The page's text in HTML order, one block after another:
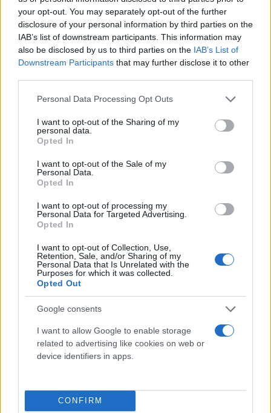
your opt-out. You may separately opt-out of the further
disclosure of your personal information by third parties on the
IAB’s list of downstream participants. This information may
also be disclosed by us to third parties on the IAB’s List of
Downstream Participants that may further disclose it to other
Please note that this website/app uses one or more Google
not limited to your visit or usage behaviour. You may click to
grant or deny consent to Google and its third-party tags to
use your data for below specified purposes in below Google
consent section.
Personal Data Processing Opt Outs
I want to opt-out of the Sharing of my
personal data.
Opted In
I want to opt-out of the Sale of my
Personal Data.
Opted In
I want to opt-out of processing my
Personal Data for Targeted Advertising.
Opted In
I want to opt-out of Collection, Use,
Retention, Sale, and/or Sharing of my
Personal Data that Is Unrelated with the
Purposes for which it was collected.
Opted Out
Google consents
I want to allow Google to enable storage
related to advertising like cookies on web or
device identifiers in apps.
CONFIRM
Χερσώνα: Ολοκληρώθηκε η πλήρης απόσυρση
των ρωσικών στρατευμάτων
Ρότζερ Φέντερερ: Αποσύρεται από το
επαγγελματικό τένις